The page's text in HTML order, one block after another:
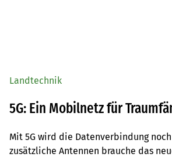
Landtechnik
5G: Ein Mobilnetz für
Mit 5G wird die Datenverbindung
zusätzliche Antennen brauche das